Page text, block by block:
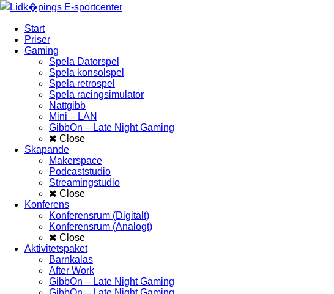
Start
Priser
Gaming
Spela Datorspel
Spela konsolspel
Spela retrospel
Spela racingsimulator
Nattgibb
Mini – LAN
GibbOn – Late Night Gaming
Close
Skapande
Makerspace
Podcaststudio
Streamingstudio
Close
Konferens
Konferensrum (Digitalt)
Konferensrum (Analogt)
Close
Aktivitetspaket
Barnkalas
After Work
GibbOn – Late Night Gaming